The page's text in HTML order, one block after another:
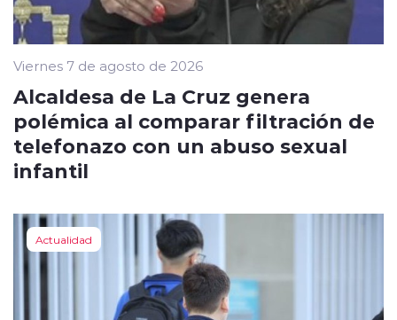
Viernes 7 de agosto de 2026
Alcaldesa de La Cruz genera
polémica al comparar filtración de
telefonazo con un abuso sexual
infantil
Actualidad